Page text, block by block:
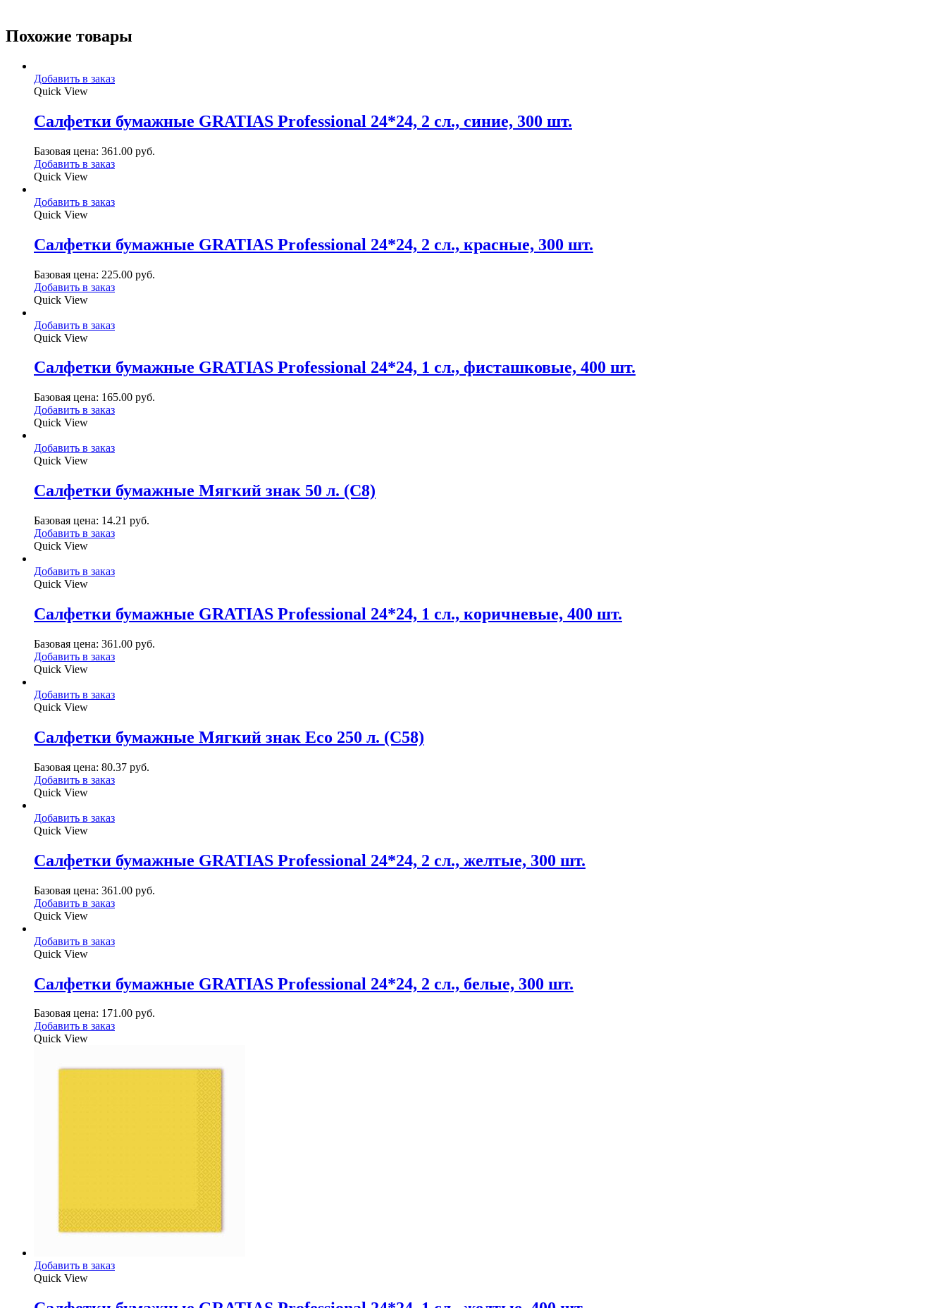
Похожие товары
Добавить в заказ
Quick View
Салфетки бумажные GRATIAS Professional 24*24, 2 сл., синие, 300 шт.
Базовая цена: 361.00 руб.
Добавить в заказ
Quick View
Добавить в заказ
Quick View
Салфетки бумажные GRATIAS Professional 24*24, 2 сл., красные, 300 шт.
Базовая цена: 225.00 руб.
Добавить в заказ
Quick View
Добавить в заказ
Quick View
Салфетки бумажные GRATIAS Professional 24*24, 1 сл., фисташковые, 400 шт.
Базовая цена: 165.00 руб.
Добавить в заказ
Quick View
Добавить в заказ
Quick View
Салфетки бумажные Мягкий знак 50 л. (С8)
Базовая цена: 14.21 руб.
Добавить в заказ
Quick View
Добавить в заказ
Quick View
Салфетки бумажные GRATIAS Professional 24*24, 1 сл., коричневые, 400 шт.
Базовая цена: 361.00 руб.
Добавить в заказ
Quick View
Добавить в заказ
Quick View
Салфетки бумажные Мягкий знак Eco 250 л. (С58)
Базовая цена: 80.37 руб.
Добавить в заказ
Quick View
Добавить в заказ
Quick View
Салфетки бумажные GRATIAS Professional 24*24, 2 сл., желтые, 300 шт.
Базовая цена: 361.00 руб.
Добавить в заказ
Quick View
Добавить в заказ
Quick View
Салфетки бумажные GRATIAS Professional 24*24, 2 сл., белые, 300 шт.
Базовая цена: 171.00 руб.
Добавить в заказ
Quick View
Добавить в заказ
Quick View